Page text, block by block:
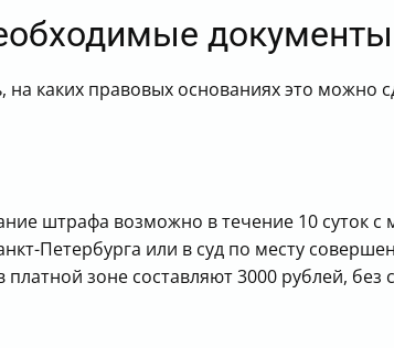
каких правовых основаниях это можно
штрафа возможно в течение 10 суток
Петербурга или в суд по месту
зоне составляют 3000 рублей, без